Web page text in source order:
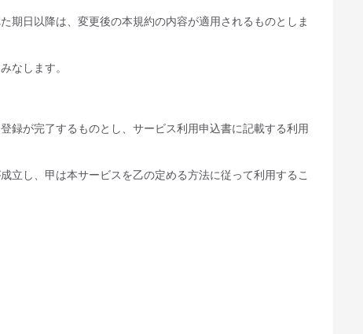
期日以降は、変更後の本規約の内容が適用されるものとしま
なします。
録が完了するものとし、サービス利用申込書に記載する利用
立し、甲は本サービスを乙の定める方法に従って利用するこ